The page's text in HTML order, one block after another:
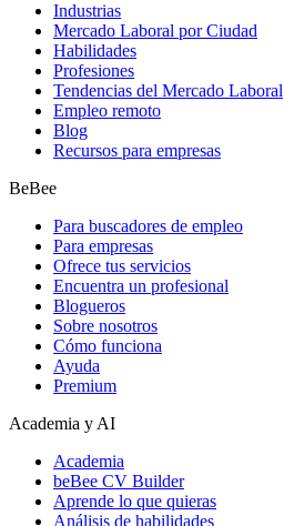
Industrias
Mercado Laboral por Ciudad
Habilidades
Profesiones
Tendencias del Mercado Laboral
Empleo remoto
Blog
Recursos para empresas
BeBee
Para buscadores de empleo
Para empresas
Ofrece tus servicios
Encuentra un profesional
Blogueros
Sobre nosotros
Cómo funciona
Ayuda
Premium
Academia y AI
Academia
beBee CV Builder
Aprende lo que quieras
Análisis de habilidades